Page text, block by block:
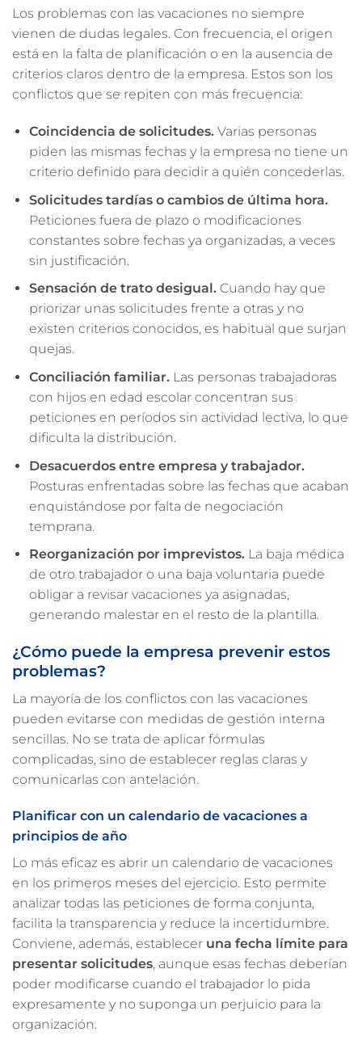
Los problemas con las vacaciones no siempre
vienen de dudas legales. Con frecuencia, el origen
está en la falta de planificación o en la ausencia de
criterios claros dentro de la empresa. Estos son los
conflictos que se repiten con más frecuencia:
Coincidencia de solicitudes.Varias personas
piden las mismas fechas y la empresa no tiene un
criterio definido para decidir a quién concederlas.
Solicitudes tardías o cambios de última hora.
Peticiones fuera de plazo o modificaciones
constantes sobre fechas ya organizadas, a veces
sin justificación.
Sensación de trato desigual.Cuando hay que
priorizar unas solicitudes frente a otras y no
existen criterios conocidos, es habitual que surjan
quejas.
Conciliación familiar.Las personas trabajadoras
con hijos en edad escolar concentran sus
peticiones en períodos sin actividad lectiva, lo que
dificulta la distribución.
Desacuerdos entre empresa y trabajador.
Posturas enfrentadas sobre las fechas que acaban
enquistándose por falta de negociación
temprana.
Reorganización por imprevistos.La baja médica
de otro trabajador o una baja voluntaria puede
obligar a revisar vacaciones ya asignadas,
generando malestar en el resto de la plantilla.
¿Cómo puede la empresa prevenir estos
problemas?
La mayoría de los conflictos con las vacaciones
pueden evitarse con medidas de gestión interna
sencillas. No se trata de aplicar fórmulas
complicadas, sino de establecer reglas claras y
comunicarlas con antelación.
Planificar con un calendario de vacaciones a
principios de año
Lo más eficaz es abrir un calendario de vacaciones
en los primeros meses del ejercicio. Esto permite
analizar todas las peticiones de forma conjunta,
facilita la transparencia y reduce la incertidumbre.
Conviene, además, establecer una fecha límite para
presentar solicitudes, aunque esas fechas deberían
poder modificarse cuando el trabajador lo pida
expresamente y no suponga un perjuicio para la
organización.